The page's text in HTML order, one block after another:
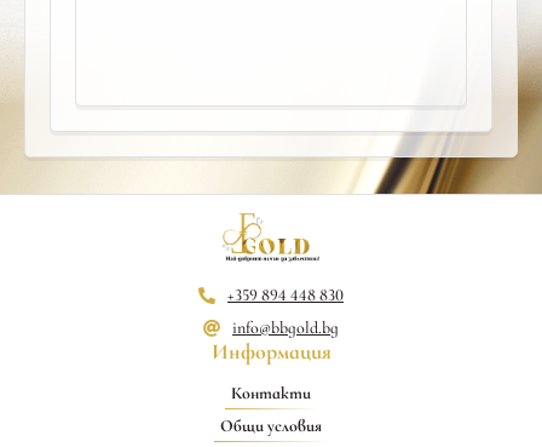
+359 894 448 830
info@bbgold.bg
Информация
Контакти
Общи условия